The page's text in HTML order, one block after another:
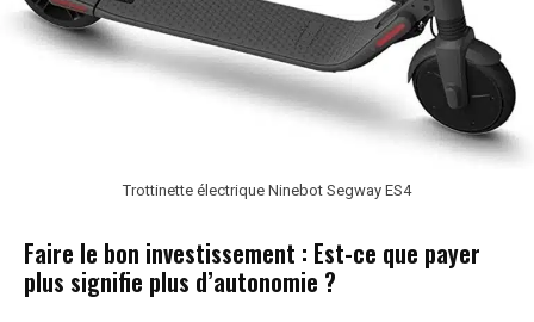
Trottinette électrique Ninebot Segway ES4
Faire le bon investissement : Est-ce que payer
plus signifie plus d’autonomie ?